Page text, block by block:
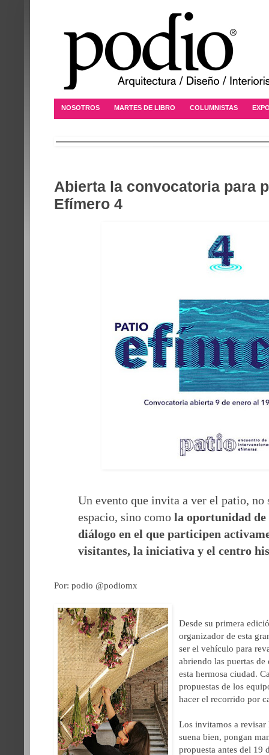
NOSOTROS MARTES DE LIBRO COLUMNISTAS
Abierta la convocatoria para
Efímero 4
Un evento que invita a ver el patio, no
espacio, sino como la oportunidad de
diálogo en el que participen
visitantes, la iniciativa y el centro
Por: podio @podiomx
Desde su primera
organizador de esta
ser el vehículo para
abriendo las puertas
esta hermosa ciudad.
propuestas de los
hacer el recorrido por
Los invitamos a
suena bien, pongan
propuesta antes del 19